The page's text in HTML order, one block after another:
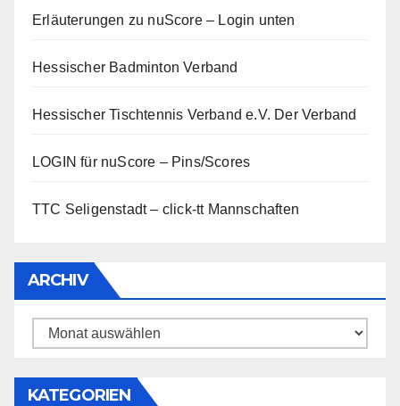
Erläuterungen zu nuScore– Login unten
Hessischer Badminton Verband
Hessischer Tischtennis Verband e.V. Der Verband
LOGIN für nuScore – Pins/Scores
TTC Seligenstadt – click-tt Mannschaften
ARCHIV
Archiv
KATEGORIEN